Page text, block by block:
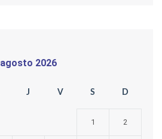
agosto 2026
J V S D
1 2